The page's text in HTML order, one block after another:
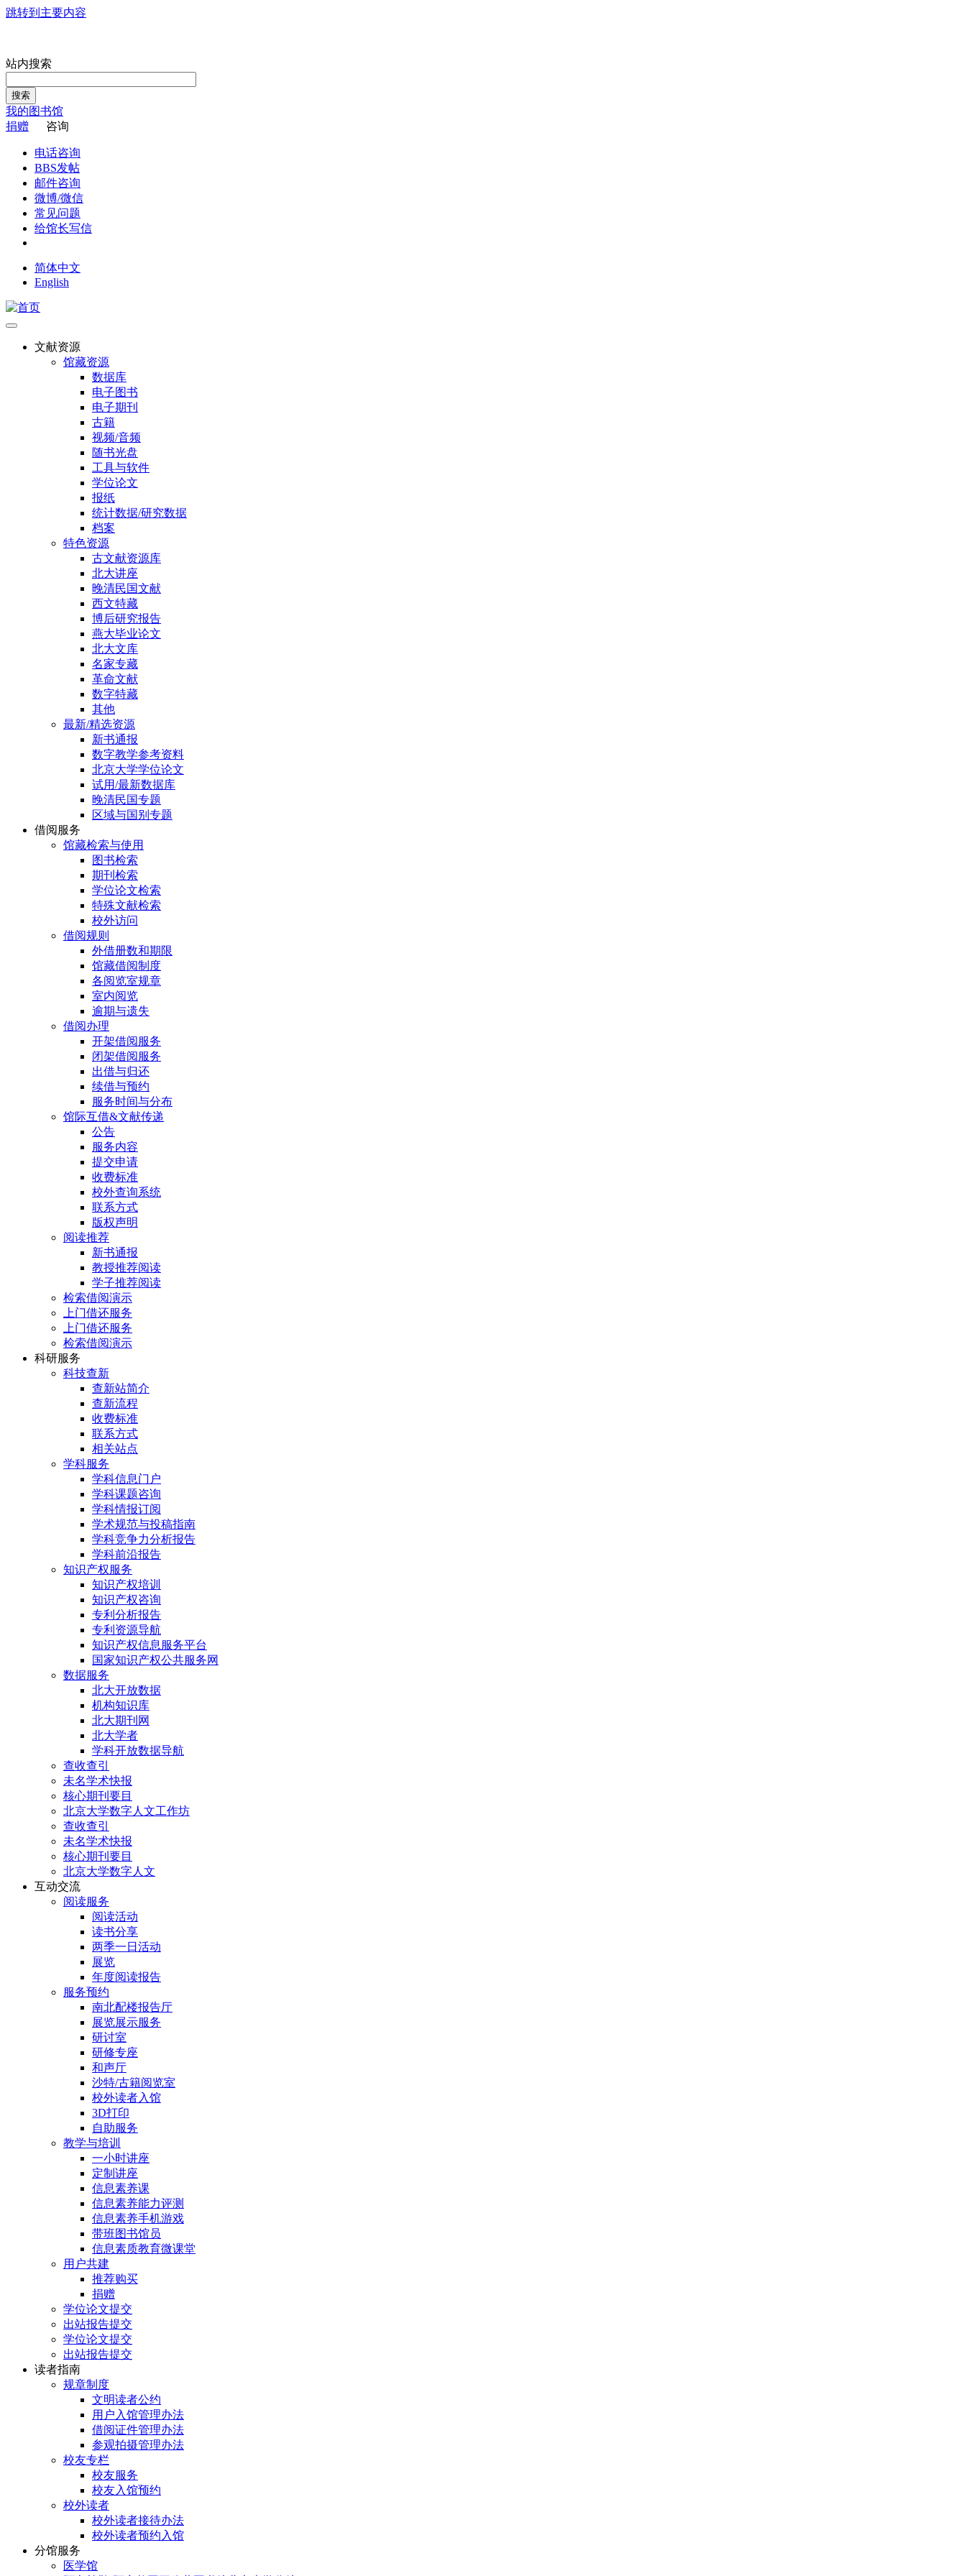
跳转到主要内容
站内搜索
搜索
我的图书馆
捐赠
咨询
电话咨询
BBS发帖
邮件咨询
微博/微信
常见问题
给馆长写信
简体中文
English
文献资源
馆藏资源
数据库
电子图书
电子期刊
古籍
视频/音频
随书光盘
工具与软件
学位论文
报纸
统计数据/研究数据
档案
特色资源
古文献资源库
北大讲座
晚清民国文献
西文特藏
博后研究报告
燕大毕业论文
北大文库
名家专藏
革命文献
数字特藏
其他
最新/精选资源
新书通报
数字教学参考资料
北京大学学位论文
试用/最新数据库
晚清民国专题
区域与国别专题
借阅服务
馆藏检索与使用
图书检索
期刊检索
学位论文检索
特殊文献检索
校外访问
借阅规则
外借册数和期限
馆藏借阅制度
各阅览室规章
室内阅览
逾期与遗失
借阅办理
开架借阅服务
闭架借阅服务
出借与归还
续借与预约
服务时间与分布
馆际互借&文献传递
公告
服务内容
提交申请
收费标准
校外查询系统
联系方式
版权声明
阅读推荐
新书通报
教授推荐阅读
学子推荐阅读
检索借阅演示
上门借还服务
上门借还服务
检索借阅演示
科研服务
科技查新
查新站简介
查新流程
收费标准
联系方式
相关站点
学科服务
学科信息门户
学科课题咨询
学科情报订阅
学术规范与投稿指南
学科竞争力分析报告
学科前沿报告
知识产权服务
知识产权培训
知识产权咨询
专利分析报告
专利资源导航
知识产权信息服务平台
国家知识产权公共服务网
数据服务
北大开放数据
机构知识库
北大期刊网
北大学者
学科开放数据导航
查收查引
未名学术快报
核心期刊要目
北京大学数字人文工作坊
查收查引
未名学术快报
核心期刊要目
北京大学数字人文
互动交流
阅读服务
阅读活动
读书分享
两季一日活动
展览
年度阅读报告
服务预约
南北配楼报告厅
展览展示服务
研讨室
研修专座
和声厅
沙特/古籍阅览室
校外读者入馆
3D打印
自助服务
教学与培训
一小时讲座
定制讲座
信息素养课
信息素养能力评测
信息素养手机游戏
带班图书馆员
信息素质教育微课堂
用户共建
推荐购买
捐赠
学位论文提交
出站报告提交
学位论文提交
出站报告提交
读者指南
规章制度
文明读者公约
用户入馆管理办法
借阅证件管理办法
参观拍摄管理办法
校友专栏
校友服务
校友入馆预约
校外读者
校外读者接待办法
校外读者预约入馆
分馆服务
医学馆